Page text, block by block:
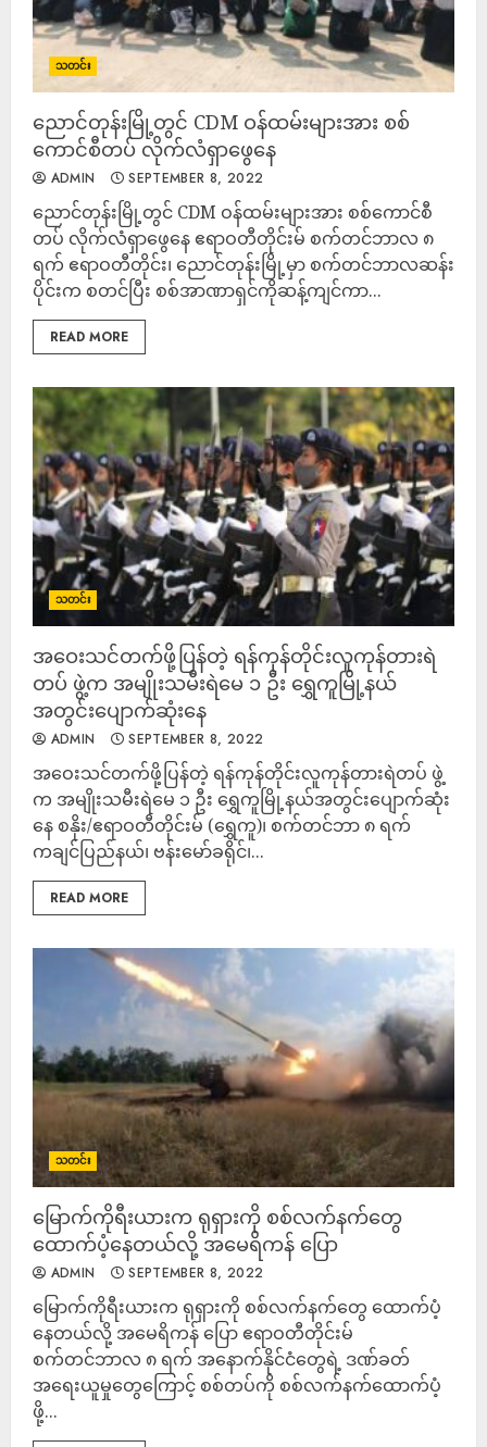
သတင်း
ညောင်တုန်းမြို့တွင် CDM ဝန်ထမ်းများအား စစ်
ကောင်စီတပ် လိုက်လံရှာဖွေနေ
ADMIN SEPTEMBER 8, 2022
ညောင်တုန်းမြို့တွင် CDM ဝန်ထမ်းများအား စစ်ကောင်စီ
တပ် လိုက်လံရှာဖွေနေ ဧရာဝတီတိုင်းမ် စက်တင်ဘာလ ၈
ရက် ဧရာဝတီတိုင်း၊ ညောင်တုန်းမြို့မှာ စက်တင်ဘာလဆန်း
ပိုင်းက စတင်ပြီး စစ်အာဏာရှင်ကိုဆန့်ကျင်ကာ...
READ MORE
သတင်း
အဝေးသင်တက်ဖို့ပြန်တဲ့ ရန်ကုန်တိုင်းလူကုန်တားရဲ
တပ် ဖွဲ့က အမျိုးသမီးရဲမေ ၁ ဦး ရွှေကူမြို့နယ်
အတွင်းပျောက်ဆုံးနေ
ADMIN SEPTEMBER 8, 2022
အဝေးသင်တက်ဖို့ပြန်တဲ့ ရန်ကုန်တိုင်းလူကုန်တားရဲတပ် ဖွဲ့
က အမျိုးသမီးရဲမေ ၁ ဦး ရွှေကူမြို့နယ်အတွင်းပျောက်ဆုံး
နေ စနိုး/ဧရာဝတီတိုင်းမ် (ရွှေကူ)၊ စက်တင်ဘာ ၈ ရက်
ကချင်ပြည်နယ်၊ ဗန်းမော်ခရိုင်၊...
READ MORE
သတင်း
မြောက်ကိုရီးယားက ရုရှားကို စစ်လက်နက်တွေ
ထောက်ပံ့နေတယ်လို့ အမေရိကန် ပြော
ADMIN SEPTEMBER 8, 2022
မြောက်ကိုရီးယားက ရုရှားကို စစ်လက်နက်တွေ ထောက်ပံ့
နေတယ်လို့ အမေရိကန် ပြော ဧရာဝတီတိုင်းမ်
စက်တင်ဘာလ ၈ ရက် အနောက်နိုင်ငံတွေရဲ့ ဒဏ်ခတ်
အရေးယူမှုတွေကြောင့် စစ်တပ်ကို စစ်လက်နက်ထောက်ပံ့
ဖို့...